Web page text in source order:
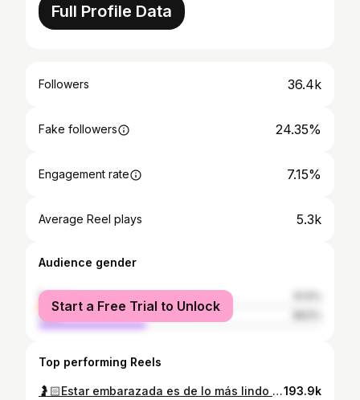
Full Profile Data
Followers 36.4k
Fake followers 24.35%
Engagement rate 7.15%
Average Reel plays 5.3k
Audience gender
female
male
Start a Free Trial to Unlock
Top performing Reels
🤰🏻Estar embarazada es de lo más lindo que me ha tocado vivir, aunque debo confesar que ha sido toda una aventura descubriendo cada etapa y teniendo mis propias experiencias. Desde que estábamos planificando ser papás, yo comencé a tomar prenatales Natele®, así hasta mi segundo trimestre. Justo cuando entré a mi tercer trimestre me enteré de las nuevas prenatales Natele Etapa 2 y mi doctora me dijo : ¡A tomarlas porque tienen Omega-3! Algo tan importante para esta etapa en la que se terminan de desarrollar partes tan importantes para mi bebé, como su cerebro. 🧠 Así que amigas, si algo les puedo aconsejar es: ¡nunca dejen de tomar sus prenatales! 🩷 @natelenutricion #Embarazo #Pregnancy #BabyAntonella193.9k